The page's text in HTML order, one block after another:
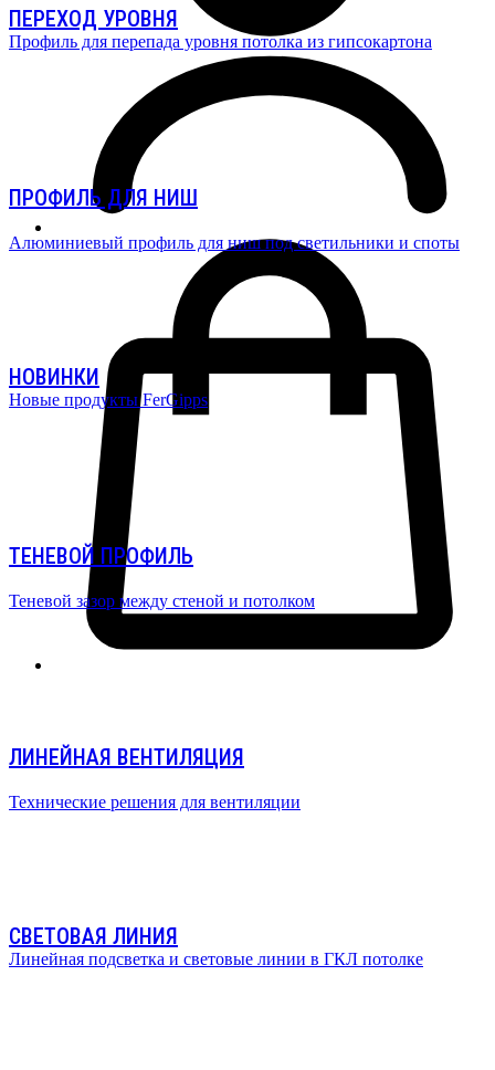
ПЕРЕХОД УРОВНЯ
Профиль для перепада уровня потолка из гипсокартона
ПРОФИЛЬ ДЛЯ НИШ
Алюминиевый профиль для ниш под светильники и споты
НОВИНКИ
Новые продукты FerGipps
ТЕНЕВОЙ ПРОФИЛЬ
Теневой зазор между стеной и потолком
ЛИНЕЙНАЯ ВЕНТИЛЯЦИЯ
Технические решения для вентиляции
СВЕТОВАЯ ЛИНИЯ
Линейная подсветка и световые линии в ГКЛ потолке